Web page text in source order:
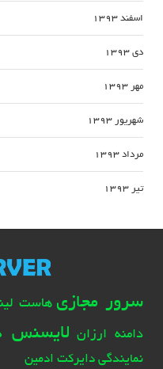
اسفند 1393
دی 1393
مهر 1393
شهریور 1393
مرداد 1393
تیر 1393
سرور مجازی هاست
دامنه ارزان لایسنس
نمایندگی دایرکت ادمین